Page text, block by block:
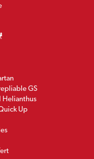
GS
Helianthus
Up